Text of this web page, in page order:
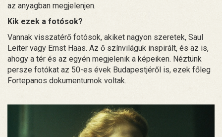
az anyagban megjelenjen.
Kik ezek a fotósok?
Vannak visszatérő fotósok, akiket nagyon szeretek, Saul
Leiter vagy Ernst Haas. Az ő színviláguk inspirált, és az is,
ahogy a tér és az egyén megjelenik a képeiken. Néztünk
persze fotókat az 50-es évek Budapestjéről is, ezek főleg
Fortepanos dokumentumok voltak.